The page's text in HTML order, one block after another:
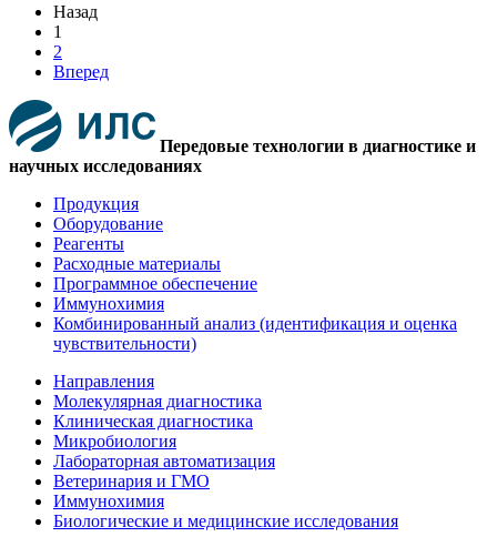
Назад
1
2
Вперед
Передовые технологии в диагностике и
научных исследованиях
Продукция
Оборудование
Реагенты
Расходные материалы
Программное обеспечение
Иммунохимия
Комбинированный анализ (идентификация и оценка
чувствительности)
Направления
Молекулярная диагностика
Клиническая диагностика
Микробиология
Лабораторная автоматизация
Ветеринария и ГМО
Иммунохимия
Биологические и медицинские исследования